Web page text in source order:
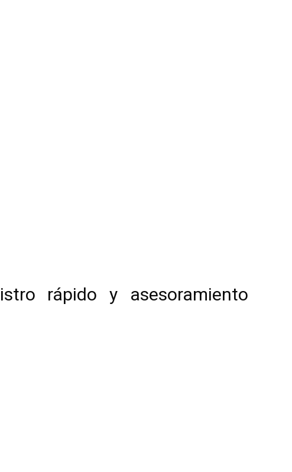
rápido y asesoramiento